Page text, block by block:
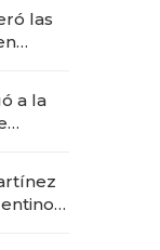
las
a la